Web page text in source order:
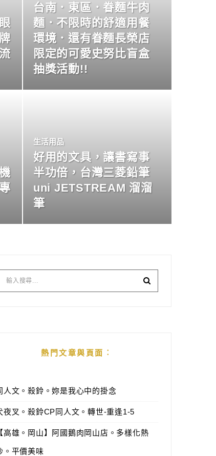
台南．東區．眷麵牛肉
麵．不限時的舒適用餐
環境．還有眷麵長榮店
限定的可愛史努比盲盒
抽獎活動!!
生活用品
好用的文具，讓書寫事
半功倍，台灣三菱鉛筆
uni JETSTREAM 溜溜
筆
熱門文章與頁面︰
人文。殺鈴。妳是我心中的掛念
夜叉。殺鈴CP同人文。轉世-重逢1-5
【高雄。岡山】阿國鵝肉岡山店。多樣化熱
。平價美味